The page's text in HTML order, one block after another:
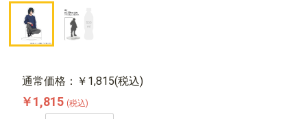
通常価格：￥1,815(税込)
￥1,815 (税込)